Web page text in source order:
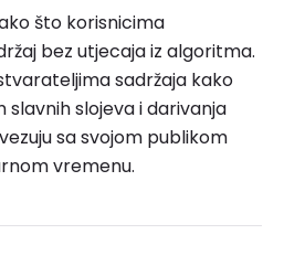
što korisnicima
bez utjecaja iz algoritma.
sadržaja kako
slojeva i darivanja
sa svojom publikom
vremenu.